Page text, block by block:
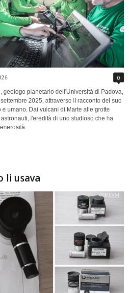
0
geologo planetario dell'Università di Padova,
2025, attraverso il racconto del suo
umano. Dai vulcani di Marte alle grotte
l'eredità di uno studioso che ha
li usava